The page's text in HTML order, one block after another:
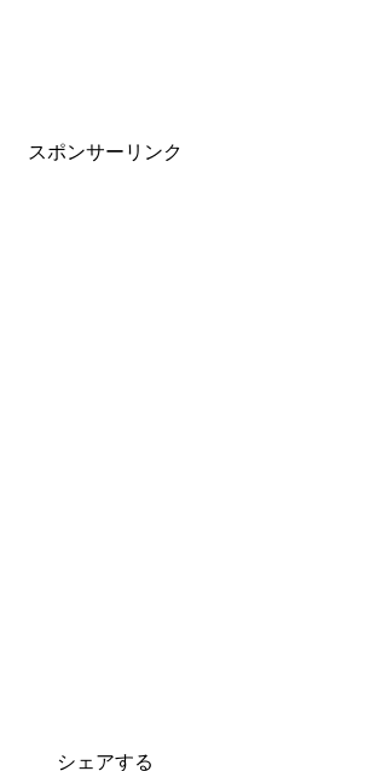
スポンサーリンク
シェアする